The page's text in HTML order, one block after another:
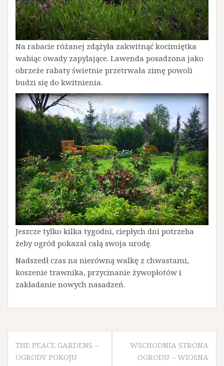
Na rabacie różanej zdążyła zakwitnąć kocimiętka
wabiąc owady zapylające. Lawenda posadzona jako
obrzeże rabaty świetnie przetrwała zimę powoli
budzi się do kwitnienia.
Jeszcze tylko kilka tygodni, ciepłych dni potrzeba
żeby ogród pokazał całą swoja urodę.
Nadszedł czas na nierówną walkę z chwastami,
koszenie trawnika, przycinanie żywopłotów i
zakładanie nowych nasadzeń.
Nawigacja
wpisu
THE PEACE GARDENS –
OGRODY POKOJU
WSCHODNIA STRONA
OGRODU – WIOSNA